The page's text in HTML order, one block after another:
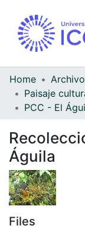
Home
Paisaje
PCC - El
Águila
Files